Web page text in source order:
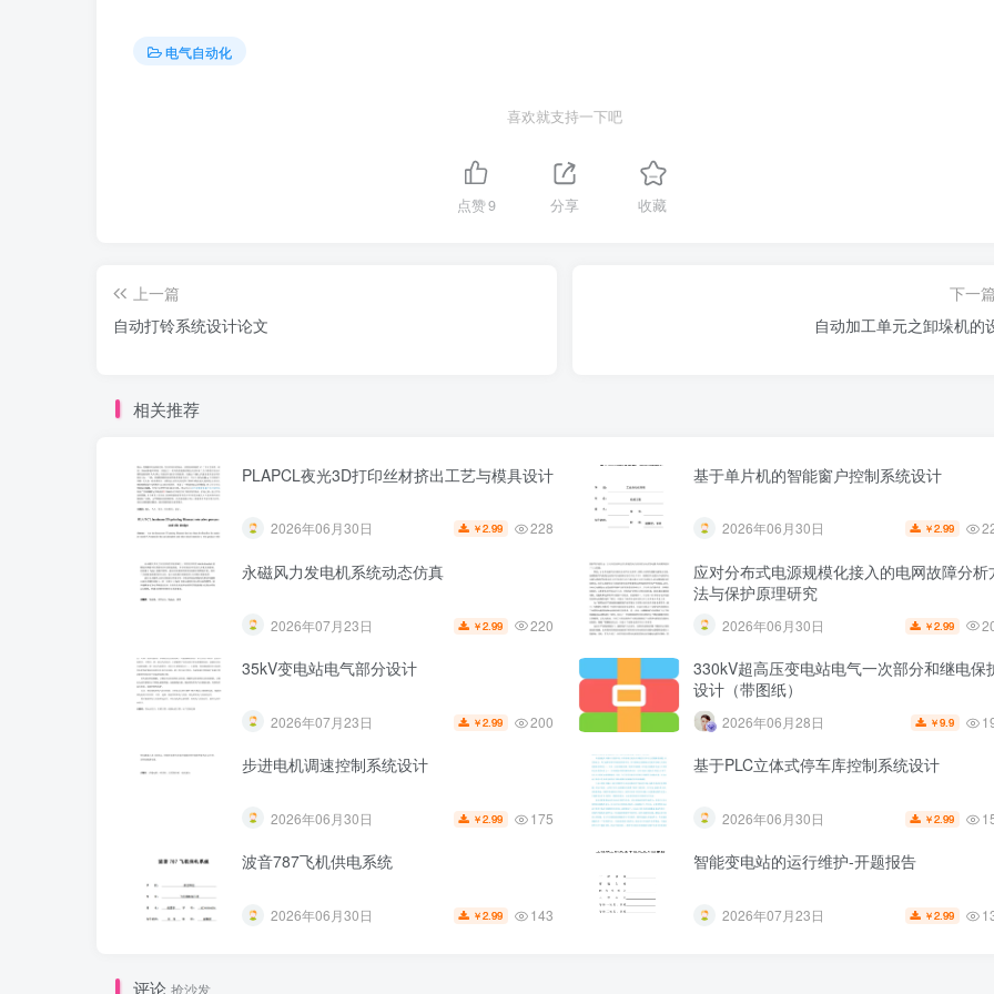
电气自动化
喜欢就支持一下吧
点赞9 分享 收藏
上一篇
自动打铃系统设计论文
下一
自动加工单元之卸垛机的
相关推荐
PLAPCL夜光3D打印丝材挤出工艺与模具设计
2026年06月30日 ￥2.99 228
基于单片机的智能窗户控制系统设计
2026年06月30日 ￥2.99
永磁风力发电机系统动态仿真
2026年07月23日 ￥2.99 220
应对分布式电源规模化接入的电网故障分析
法与保护原理研究
2026年06月30日 ￥2.99
35kV变电站电气部分设计
2026年07月23日 ￥2.99 200
330kV超高压变电站电气一次部分和继电保
设计（带图纸）
2026年06月28日 ￥9.9
步进电机调速控制系统设计
2026年06月30日 ￥2.99 175
基于PLC立体式停车库控制系统设计
2026年06月30日 ￥2.99
波音787飞机供电系统
2026年06月30日 ￥2.99 143
智能变电站的运行维护-开题报告
2026年07月23日 ￥2.99
评论 抢沙发